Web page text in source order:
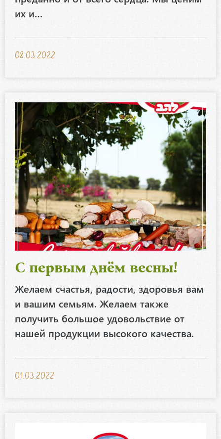
их и…
08.03.2022
С первым днём весны!
Желаем счастья, радости, здоровья вам
и вашим семьям. Желаем также
получить большое удовольствие от
нашей продукции высокого качества.
01.03.2022